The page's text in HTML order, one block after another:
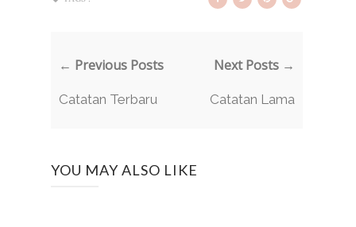
← Previous Posts
Catatan Terbaru
Next Posts →
Catatan Lama
YOU MAY ALSO LIKE